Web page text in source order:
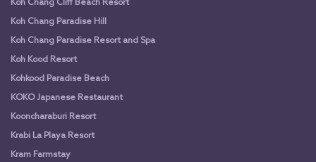
Koh Chang Cliff Beach Resort
Koh Chang Paradise Hill
Koh Chang Paradise Resort and Spa
Koh Kood Resort
Kohkood Paradise Beach
KOKO Japanese Restaurant
Kooncharaburi Resort
Krabi La Playa Resort
Kram Farmstay